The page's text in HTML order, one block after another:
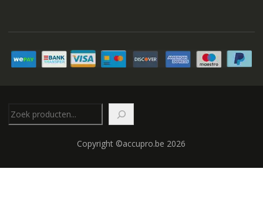
Copyright ©accupro.be 2026